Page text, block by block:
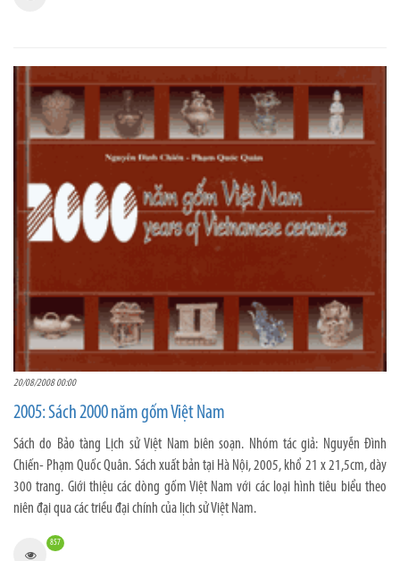
20/08/2008 00:00
2005: Sách 2000 năm gốm Việt Nam
Sách do Bảo tàng Lịch sử Việt Nam biên soạn. Nhóm tác giả: Nguyễn Đình
Chiến- Phạm Quốc Quân. Sách xuất bản tại Hà Nội, 2005, khổ 21 x 21,5cm, dày
300 trang. Giới thiệu các dòng gốm Việt Nam với các loại hình tiêu biểu theo
niên đại qua các triều đại chính của lịch sử Việt Nam.
857